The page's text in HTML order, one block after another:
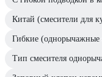
Китай (смесители для
Гибкие (однорычажные
Тип смесителя